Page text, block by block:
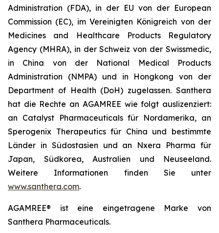
Administration (FDA), in der EU von der European
Commission (EC), im Vereinigten Königreich von der
Medicines and Healthcare Products Regulatory
Agency (MHRA), in der Schweiz von der Swissmedic,
in China von der National Medical Products
Administration (NMPA) und in Hongkong von der
Department of Health (DoH) zugelassen. Santhera
hat die Rechte an AGAMREE wie folgt auslizenziert:
an Catalyst Pharmaceuticals für Nordamerika, an
Sperogenix Therapeutics für China und bestimmte
Länder in Südostasien und an Nxera Pharma für
Japan, Südkorea, Australien und Neuseeland.
Weitere Informationen finden Sie unter
www.santhera.com.
AGAMREE® ist eine eingetragene Marke von
Santhera Pharmaceuticals.